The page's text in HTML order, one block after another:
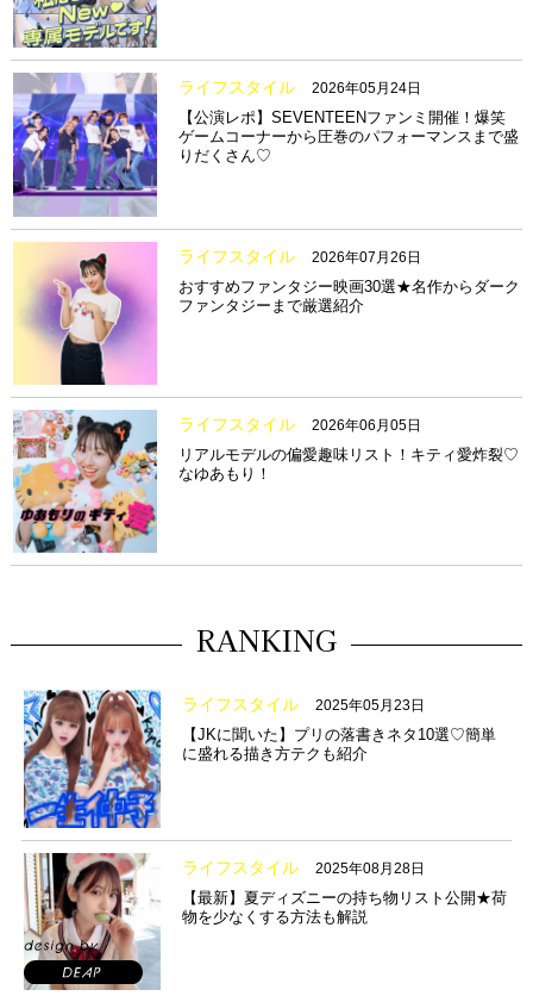
ライフスタイル 2026年05月24日
【公演レポ】SEVENTEENファンミ開催！爆笑
ゲームコーナーから圧巻のパフォーマンスまで盛
りだくさん♡
ライフスタイル 2026年07月26日
おすすめファンタジー映画30選★名作からダーク
ファンタジーまで厳選紹介
ライフスタイル 2026年06月05日
リアルモデルの偏愛趣味リスト！キティ愛炸裂♡
なゆあもり！
RANKING
ライフスタイル 2025年05月23日
【JKに聞いた】プリの落書きネタ10選♡簡単
に盛れる描き方テクも紹介
ライフスタイル 2025年08月28日
【最新】夏ディズニーの持ち物リスト公開★荷
物を少なくする方法も解説